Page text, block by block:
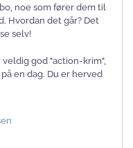
noe som fører dem til
Hvordan det går? Det
selv!
veldig god "action-krim",
en dag. Du er herved